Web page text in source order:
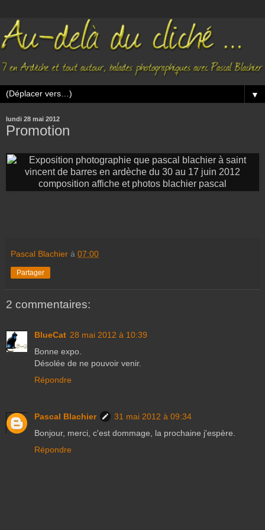
▼
lundi 28 mai 2012
Promotion
Pascal Blachier à 07:00
Partager
2 commentaires:
BlueCat 28 mai 2012 à 10:39
Bonne expo.
Désolée de ne pouvoir venir.
Répondre
Pascal Blachier
31 mai 2012 à 09:34
Bonjour, merci, c'est dommage, la prochaine j'espère.
Répondre